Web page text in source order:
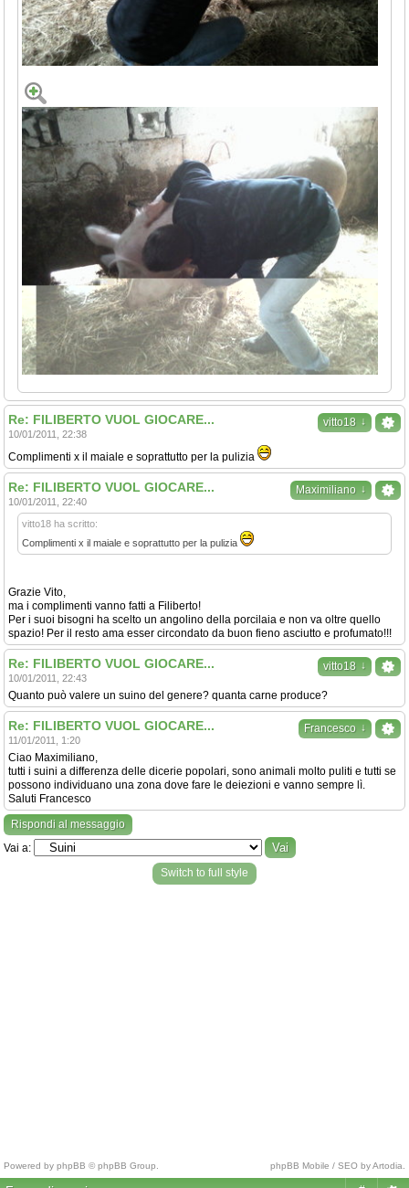
vitto18 ↓
Re: FILIBERTO VUOL GIOCARE...
10/01/2011, 22:38
Complimenti x il maiale e soprattutto per la pulizia
Maximiliano ↓
Re: FILIBERTO VUOL GIOCARE...
10/01/2011, 22:40
vitto18 ha scritto:
Complimenti x il maiale e soprattutto per la pulizia
Grazie Vito,
ma i complimenti vanno fatti a Filiberto!
Per i suoi bisogni ha scelto un angolino della porcilaia e non va oltre quello
spazio! Per il resto ama esser circondato da buon fieno asciutto e profumato!!!
vitto18 ↓
Re: FILIBERTO VUOL GIOCARE...
10/01/2011, 22:43
Quanto può valere un suino del genere? quanta carne produce?
Francesco ↓
Re: FILIBERTO VUOL GIOCARE...
11/01/2011, 1:20
Ciao Maximiliano,
tutti i suini a differenza delle dicerie popolari, sono animali molto puliti e tutti se
possono individuano una zona dove fare le deiezioni e vanno sempre lì.
Saluti Francesco
Rispondi al messaggio
Vai a:
Switch to full style
Powered by phpBB © phpBB Group. phpBB Mobile / SEO by Artodia.